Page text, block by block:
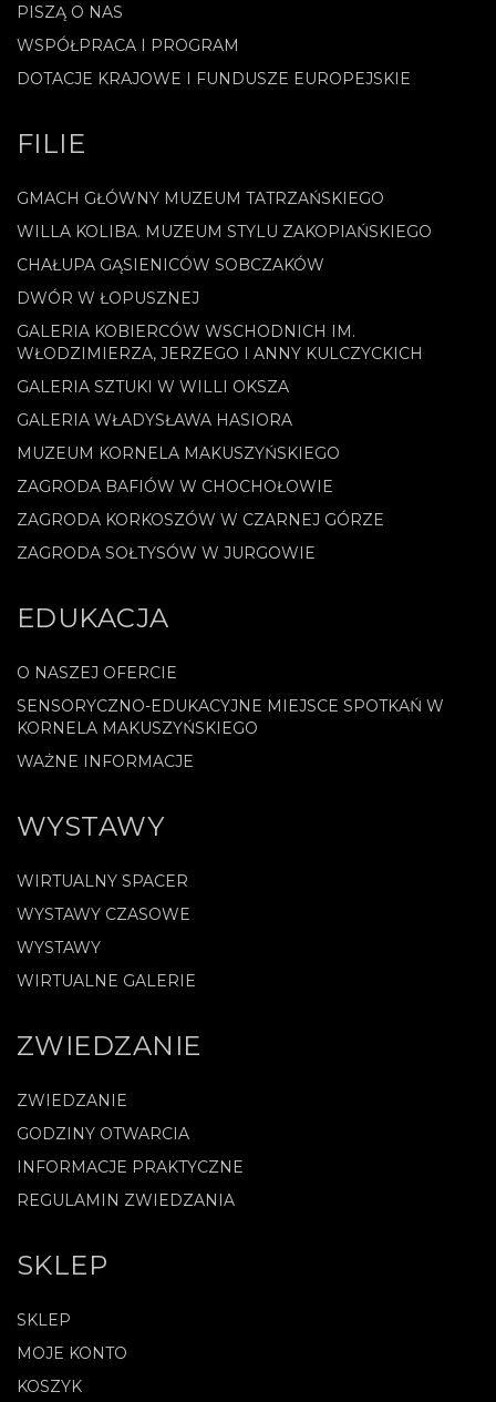
PISZĄ O NAS
WSPÓŁPRACA I PROGRAM
DOTACJE KRAJOWE I FUNDUSZE EUROPEJSKIE
FILIE
GMACH GŁÓWNY MUZEUM TATRZAŃSKIEGO
WILLA KOLIBA. MUZEUM STYLU ZAKOPIAŃSKIEGO
CHAŁUPA GĄSIENICÓW SOBCZAKÓW
DWÓR W ŁOPUSZNEJ
GALERIA KOBIERCÓW WSCHODNICH IM.
WŁODZIMIERZA, JERZEGO I ANNY KULCZYCKICH
GALERIA SZTUKI W WILLI OKSZA
GALERIA WŁADYSŁAWA HASIORA
MUZEUM KORNELA MAKUSZYŃSKIEGO
ZAGRODA BAFIÓW W CHOCHOŁOWIE
ZAGRODA KORKOSZÓW W CZARNEJ GÓRZE
ZAGRODA SOŁTYSÓW W JURGOWIE
EDUKACJA
O NASZEJ OFERCIE
SENSORYCZNO-EDUKACYJNE MIEJSCE SPOTKAŃ W
KORNELA MAKUSZYŃSKIEGO
WAŻNE INFORMACJE
WYSTAWY
WIRTUALNY SPACER
WYSTAWY CZASOWE
WYSTAWY
WIRTUALNE GALERIE
ZWIEDZANIE
ZWIEDZANIE
GODZINY OTWARCIA
INFORMACJE PRAKTYCZNE
REGULAMIN ZWIEDZANIA
SKLEP
SKLEP
MOJE KONTO
KOSZYK